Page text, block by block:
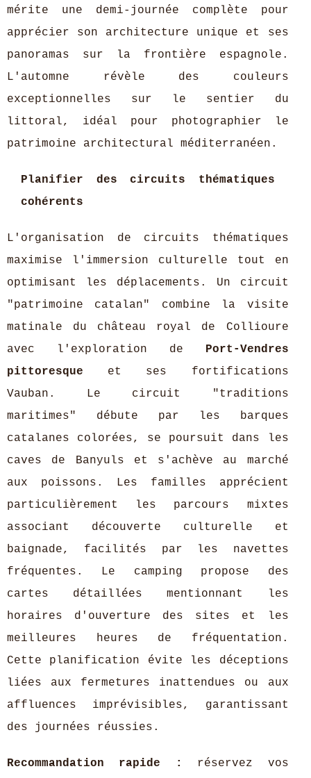
mérite une demi-journée complète pour
apprécier son architecture unique et ses
panoramas sur la frontière espagnole.
L'automne révèle des couleurs
exceptionnelles sur le sentier du
littoral, idéal pour photographier le
patrimoine architectural méditerranéen.
Planifier des circuits thématiques
cohérents
L'organisation de circuits thématiques
maximise l'immersion culturelle tout en
optimisant les déplacements. Un circuit
"patrimoine catalan" combine la visite
matinale du château royal de Collioure
avec l'exploration de
Port-Vendres
pittoresque et ses fortifications
Vauban. Le circuit "traditions
maritimes" débute par les barques
catalanes colorées, se poursuit dans les
caves de Banyuls et s'achève au marché
aux poissons. Les familles apprécient
particulièrement les parcours mixtes
associant découverte culturelle et
baignade, facilités par les navettes
fréquentes. Le camping propose des
cartes détaillées mentionnant les
horaires d'ouverture des sites et les
meilleures heures de fréquentation.
Cette planification évite les déceptions
liées aux fermetures inattendues ou aux
affluences imprévisibles, garantissant
des journées réussies.
Recommandation rapide :
réservez vos